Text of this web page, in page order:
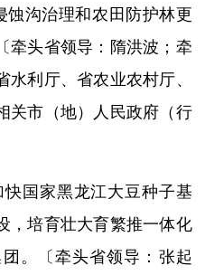
沟治理和农田防护林更
牵头省领导：隋洪波；牵
利厅、省农业农村厅、
关市（地）人民政府（行
国家黑龙江大豆种子基
，培育壮大育繁推一体化
。〔牵头省领导：张起